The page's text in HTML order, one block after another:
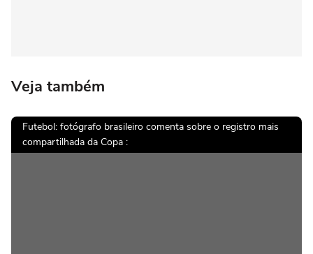
Veja também
Futebol: fotógrafo brasileiro comenta sobre o registro mais
compartilhada da Copa :